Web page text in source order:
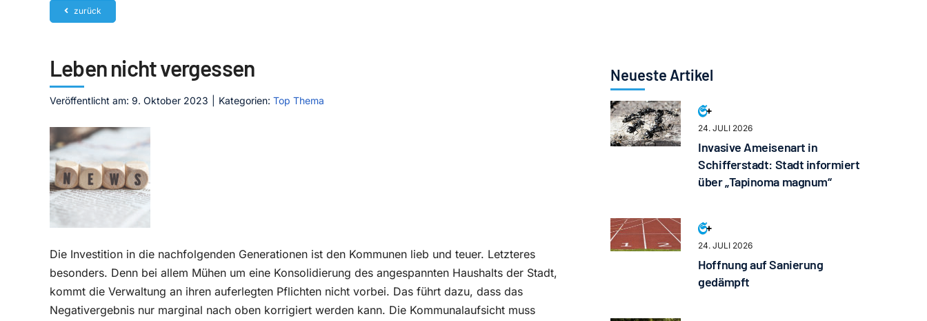
zurück
Leben nicht vergessen
Veröffentlicht am: 9. Oktober 2023 Kategorien: Top Thema
Die Investition in die nachfolgenden Generationen ist den Kommunen lieb und teuer. Letzteres
besonders. Denn bei allem Mühen um eine Konsolidierung des angespannten Haushalts der Stadt,
kommt die Verwaltung an ihren auferlegten Pflichten nicht vorbei. Das führt dazu, dass das
Negativergebnis nur marginal nach oben korrigiert werden kann. Die Kommunalaufsicht muss
Neueste Artikel
24. JULI 2026
Invasive Ameisenart in
Schifferstadt: Stadt informiert
über „Tapinoma magnum“
24. JULI 2026
Hoffnung auf Sanierung
gedämpft